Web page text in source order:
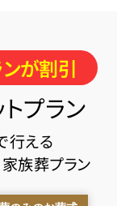
が割引
プラン
行える
族葬プラン